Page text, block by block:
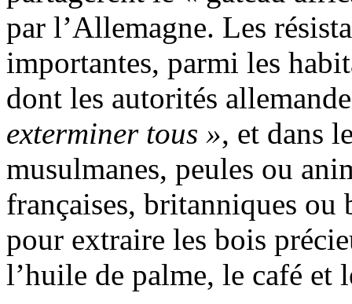
par l’Allemagne. Les
importantes, parmi les
dont les autorités
exterminer tous », et dans
musulmanes, peules ou
françaises, britanniques
pour extraire les bois
l’huile de palme, le café et